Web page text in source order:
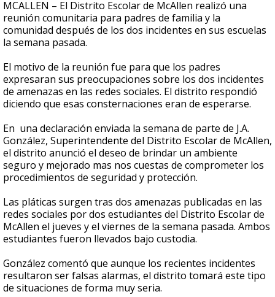
MCALLEN – El Distrito Escolar de McAllen realizó una
reunión comunitaria para padres de familia y la
comunidad después de los dos incidentes en sus escuelas
la semana pasada.
El motivo de la reunión fue para que los padres
expresaran sus preocupaciones sobre los dos incidentes
de amenazas en las redes sociales. El distrito respondió
diciendo que esas consternaciones eran de esperarse.
En una declaración enviada la semana de parte de J.A.
González, Superintendente del Distrito Escolar de McAllen,
el distrito anunció el deseo de brindar un ambiente
seguro y mejorado mas nos cuestas de comprometer los
procedimientos de seguridad y protección.
Las pláticas surgen tras dos amenazas publicadas en las
redes sociales por dos estudiantes del Distrito Escolar de
McAllen el jueves y el viernes de la semana pasada. Ambos
estudiantes fueron llevados bajo custodia.
González comentó que aunque los recientes incidentes
resultaron ser falsas alarmas, el distrito tomará este tipo
de situaciones de forma muy seria.